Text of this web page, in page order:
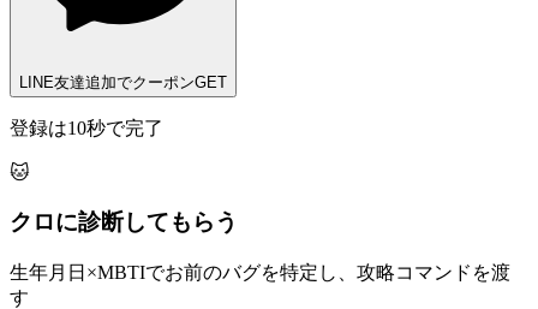
LINE友達追加でクーポンGET
登録は10秒で完了
🐱
クロに診断してもらう
生年月日×MBTIでお前のバグを特定し、攻略コマンドを渡
す